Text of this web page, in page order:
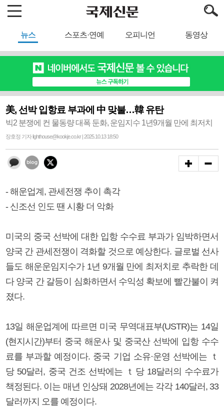
뉴스 스포츠·연예 오피니언 동영상
美, 선박 입항료 부과에 中 맞불…韓 유탄
빅2 분쟁에 컨 물동량 대폭 둔화, 운임지수 1년9개월 만에 최저치
장호정 기자 lighthouse@kookje.co.kr | 2025.10.13 18:50
- 해운업계, 관세전쟁 추이 촉각
- 신조선 인도 땐 시황 더 악화
미국의 중국 선박에 대한 입항 수수료 부과가 임박하면서
양국 간 관세전쟁이 격화할 것으로 예상한다. 글로벌 선사
들도 해운운임지수가 1년 9개월 만에 최저치로 추락한 데
다 양국 간 갈등이 심화하면서 수익성 확보에 빨간불이 켜
졌다.
13일 해운업계에 따르면 미국 무역대표부(USTR)는 14일
(현지시간)부터 중국 해운사 및 중국산 선박에 입항 수수
료를 부과할 예정이다. 중국 기업 소유·운영 선박에는 ｔ
당 50달러, 중국 건조 선박에는 ｔ당 18달러의 수수료가
책정된다. 이는 매년 인상돼 2028년에는 각각 140달러, 33
달러까지 오를 예정이다.